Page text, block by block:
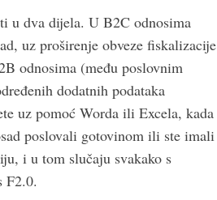
u dva dijela. U B2C odnosima
uz proširenje obveze fiskalizacije
odnosima (među poslovnim
dodatnih podataka
uz pomoć Worda ili Excela, kada
poslovali gotovinom ili ste imali
i u tom slučaju svakako s
F2.0.